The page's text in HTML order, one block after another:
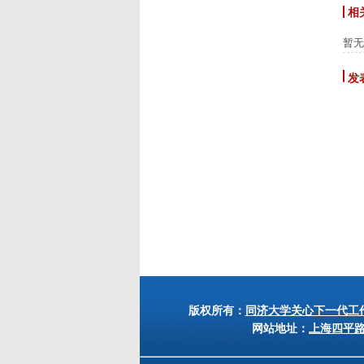
相
暂
发
版权所有： 同济大学关心下一代工
网站地址： 上海四平